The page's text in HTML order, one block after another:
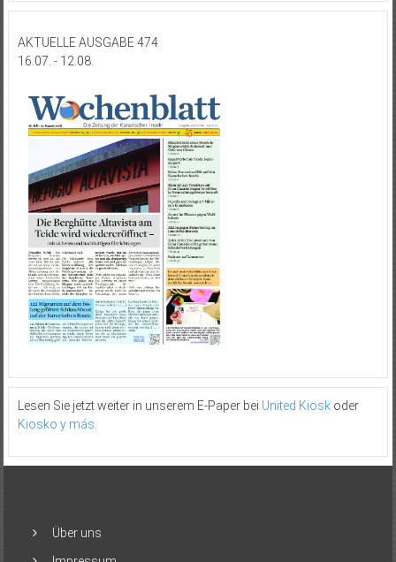
AKTUELLE AUSGABE 474
16.07. - 12.08.
Lesen Sie jetzt weiter in unserem E-Paper bei United Kioskoder
Kiosko y más.
Über uns